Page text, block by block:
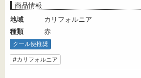
商品情報
地域
カリフォルニア
種類
赤
クール便推奨
#カリフォルニア